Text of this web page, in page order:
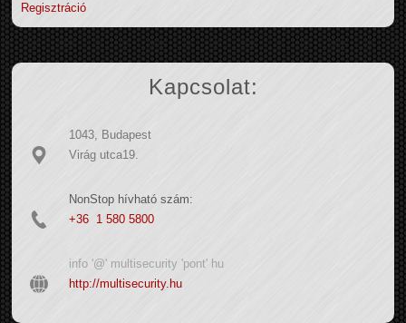
Regisztráció
Kapcsolat:
1043, Budapest
Virág utca19.
NonStop hívható szám:
+36 1 580 5800
info '@' multisecurity 'pont' hu
http://multisecurity.hu